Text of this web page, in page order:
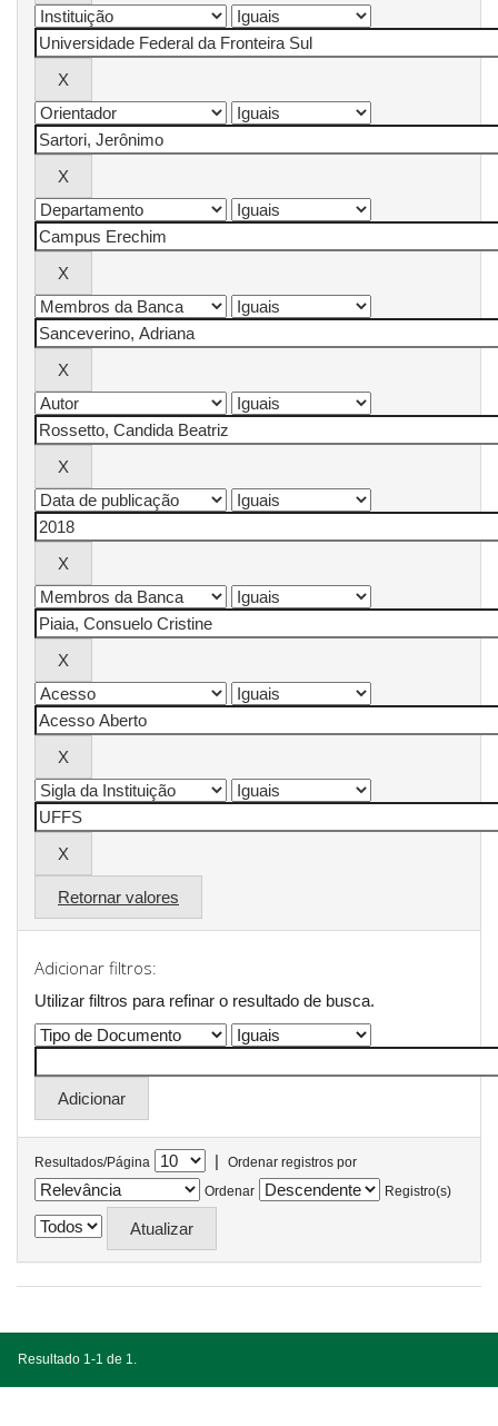
Retornar valores
Adicionar filtros:
Utilizar filtros para refinar o resultado de busca.
Resultados/Página |
Ordenar registros por
Ordenar
Registro(s)
Resultado 1-1 de 1.